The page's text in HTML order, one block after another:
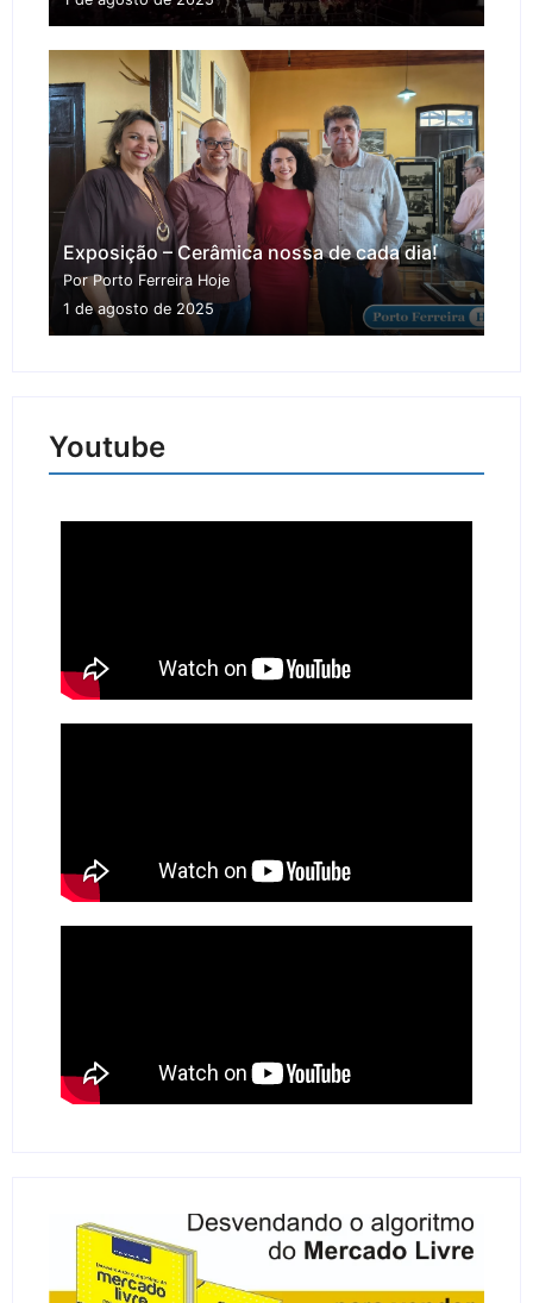
Exposição – Cerâmica nossa de cada dia!
Por Porto Ferreira Hoje
1 de agosto de 2025
Youtube